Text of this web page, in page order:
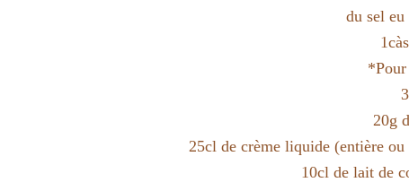
du sel
*Pour
20g
25cl de crème liquide (entière
10cl de lait de